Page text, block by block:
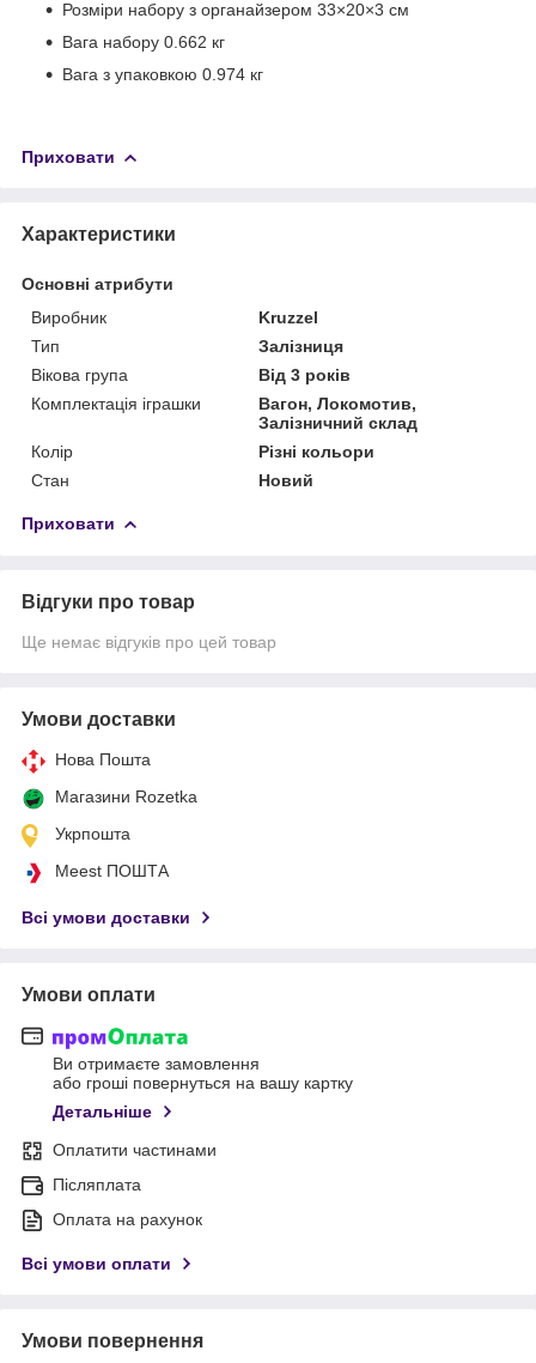
Розміри набору з органайзером 33×20×3 см
Вага набору 0.662 кг
Вага з упаковкою 0.974 кг
Приховати
Характеристики
Основні атрибути
Виробник
Kruzzel
Тип
Залізниця
Вікова група
Від 3 років
Комплектація іграшки
Вагон, Локомотив,
Залізничний склад
Колір
Різні кольори
Стан
Новий
Приховати
Відгуки про товар
Ще немає відгуків про цей товар
Умови доставки
Нова Пошта
Магазини Rozetka
Укрпошта
Meest ПОШТА
Всі умови доставки
Умови оплати
Ви отримаєте замовлення
або гроші повернуться на вашу картку
Детальніше
Оплатити частинами
Післяплата
Оплата на рахунок
Всі умови оплати
Умови повернення